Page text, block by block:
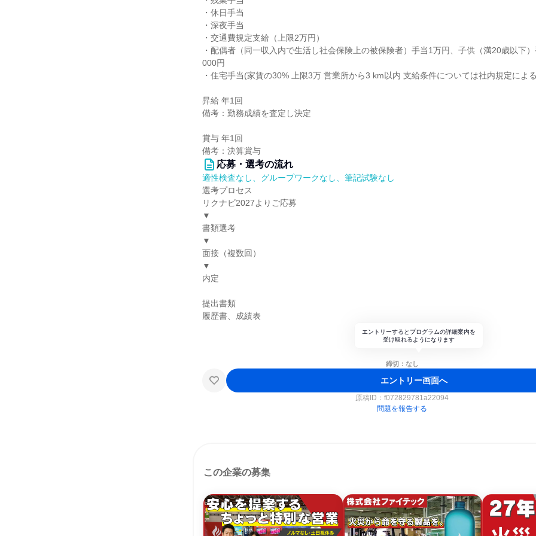
・休日手当
・深夜手当
・交通費規定支給（上限2万円）
・配偶者（同一収入内で生活し社会保険上の被保険者）手当1万円、子供（満20歳以下）
000円
・住宅手当(家賃の30% 上限3万 営業所から3 km以内 支給条件については社内規定によ
昇給 年1回
備考：勤務成績を査定し決定
賞与 年1回
備考：決算賞与
応募・選考の流れ
適性検査なし、グループワークなし、筆記試験なし
選考プロセス
リクナビ2027よりご応募
▼
書類選考
▼
面接（複数回）
▼
内定
提出書類
履歴書、成績表
エントリーするとプログラムの詳細案内を
受け取れるようになります
締切：なし
エントリー画面へ
原稿ID： f072829781a22094
問題を報告する
この企業の募集